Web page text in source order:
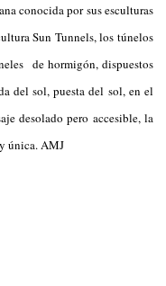
conocida por sus esculturas
Sun Tunnels, los túnelos
de hormigón, dispuestos
del sol, puesta del sol, en el
desolado pero accesible, la
única. AMJ